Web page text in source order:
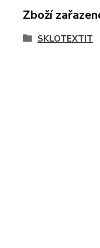
Zboží
SKLOTEXTIT